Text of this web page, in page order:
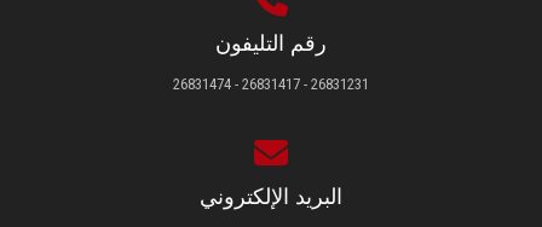
رقم التليفون
26831231 - 26831417 - 26831474
البريد الإلكتروني